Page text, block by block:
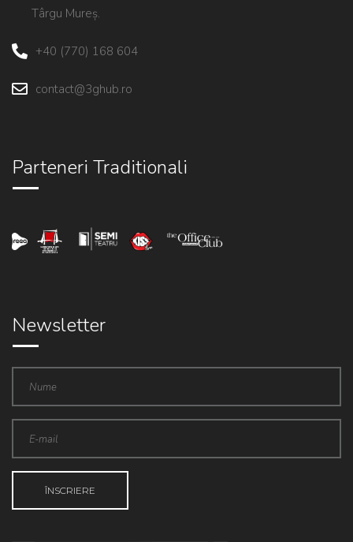
Târgu Mureș.
+40 (770) 168 604
contact@3ghub.ro
Parteneri Traditionali
Newsletter